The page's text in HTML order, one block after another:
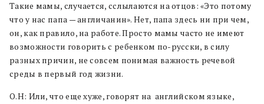
Такие мамы, случается, сслылаются на отцов: «Это потому
что у нас папа — англичанин». Нет, папа здесь ни при чем,
он, как правило, на работе. Просто мамы часто не имеют
возможности говорить с ребенком по-русски, в силу
разных причин, не совсем понимая важность речевой
среды в первый год жизни.
О.Н: Или, что еще хуже, говорят на английском языке,